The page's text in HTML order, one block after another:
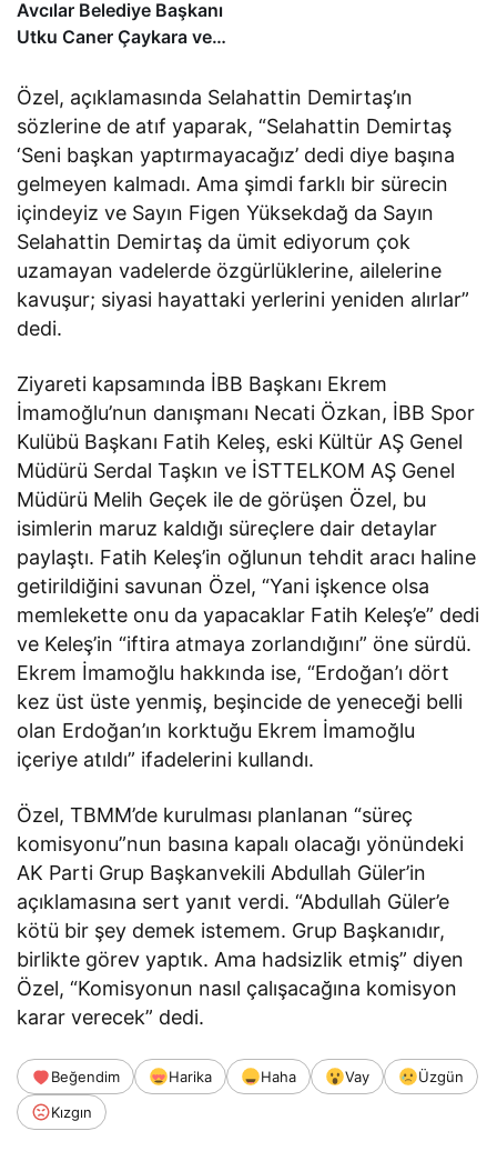
Avcılar Belediye Başkanı
Utku Caner Çaykara ve
Edildi
Özel, açıklamasında Selahattin Demirtaş’ın
sözlerine de atıf yaparak, “Selahattin Demirtaş
‘Seni başkan yaptırmayacağız’ dedi diye başına
gelmeyen kalmadı. Ama şimdi farklı bir sürecin
içindeyiz ve Sayın Figen Yüksekdağ da Sayın
Selahattin Demirtaş da ümit ediyorum çok
uzamayan vadelerde özgürlüklerine, ailelerine
kavuşur; siyasi hayattaki yerlerini yeniden alırlar”
dedi.
Ziyareti kapsamında İBB Başkanı Ekrem
İmamoğlu’nun danışmanı Necati Özkan, İBB Spor
Kulübü Başkanı Fatih Keleş, eski Kültür AŞ Genel
Müdürü Serdal Taşkın ve İSTTELKOM AŞ Genel
Müdürü Melih Geçek ile de görüşen Özel, bu
isimlerin maruz kaldığı süreçlere dair detaylar
paylaştı. Fatih Keleş’in oğlunun tehdit aracı haline
getirildiğini savunan Özel, “Yani işkence olsa
memlekette onu da yapacaklar Fatih Keleş’e” dedi
ve Keleş’in “iftira atmaya zorlandığını” öne sürdü.
Ekrem İmamoğlu hakkında ise, “Erdoğan’ı dört
kez üst üste yenmiş, beşincide de yeneceği belli
olan Erdoğan’ın korktuğu Ekrem İmamoğlu
içeriye atıldı” ifadelerini kullandı.
Özel, TBMM’de kurulması planlanan “süreç
komisyonu”nun basına kapalı olacağı yönündeki
AK Parti Grup Başkanvekili Abdullah Güler’in
açıklamasına sert yanıt verdi. “Abdullah Güler’e
kötü bir şey demek istemem. Grup Başkanıdır,
birlikte görev yaptık. Ama hadsizlik etmiş” diyen
Özel, “Komisyonun nasıl çalışacağına komisyon
karar verecek” dedi.
Beğendim Harika Haha Vay
Üzgün
Kızgın